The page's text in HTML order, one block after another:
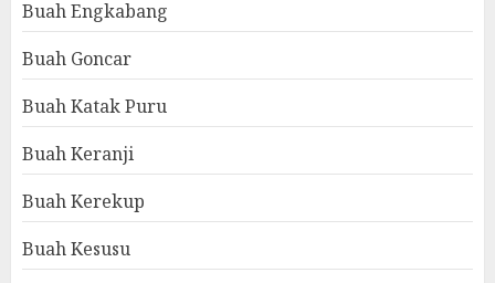
Buah Engkabang
Buah Goncar
Buah Katak Puru
Buah Keranji
Buah Kerekup
Buah Kesusu